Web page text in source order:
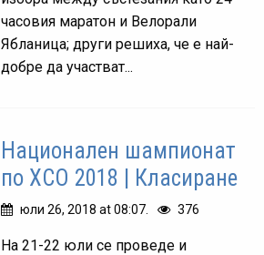
часовия маратон и Велорали
Ябланица; други решиха, че е най-
добре да участват...
Национален шампионат
по ХСО 2018 | Класиране
юли 26, 2018 at 08:07. 376
На 21-22 юли се проведе и